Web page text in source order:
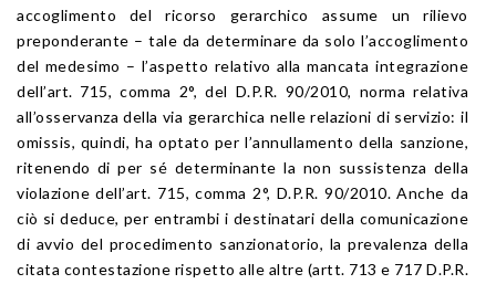
accoglimento del ricorso gerarchico assume un rilievo
preponderante – tale da determinare da solo l’accoglimento
del medesimo – l’aspetto relativo alla mancata integrazione
dell’art. 715, comma 2°, del D.P.R. 90/2010, norma relativa
all’osservanza della via gerarchica nelle relazioni di servizio: il
omissis, quindi, ha optato per l’annullamento della sanzione,
ritenendo di per sé determinante la non sussistenza della
violazione dell’art. 715, comma 2°, D.P.R. 90/2010. Anche da
ciò si deduce, per entrambi i destinatari della comunicazione
di avvio del procedimento sanzionatorio, la prevalenza della
citata contestazione rispetto alle altre (artt. 713 e 717 D.P.R.